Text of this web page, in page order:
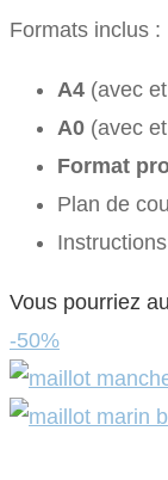
Formats inclus :
A4 (avec
A0 (avec
Format
Plan de
Vous pourriez
-50%